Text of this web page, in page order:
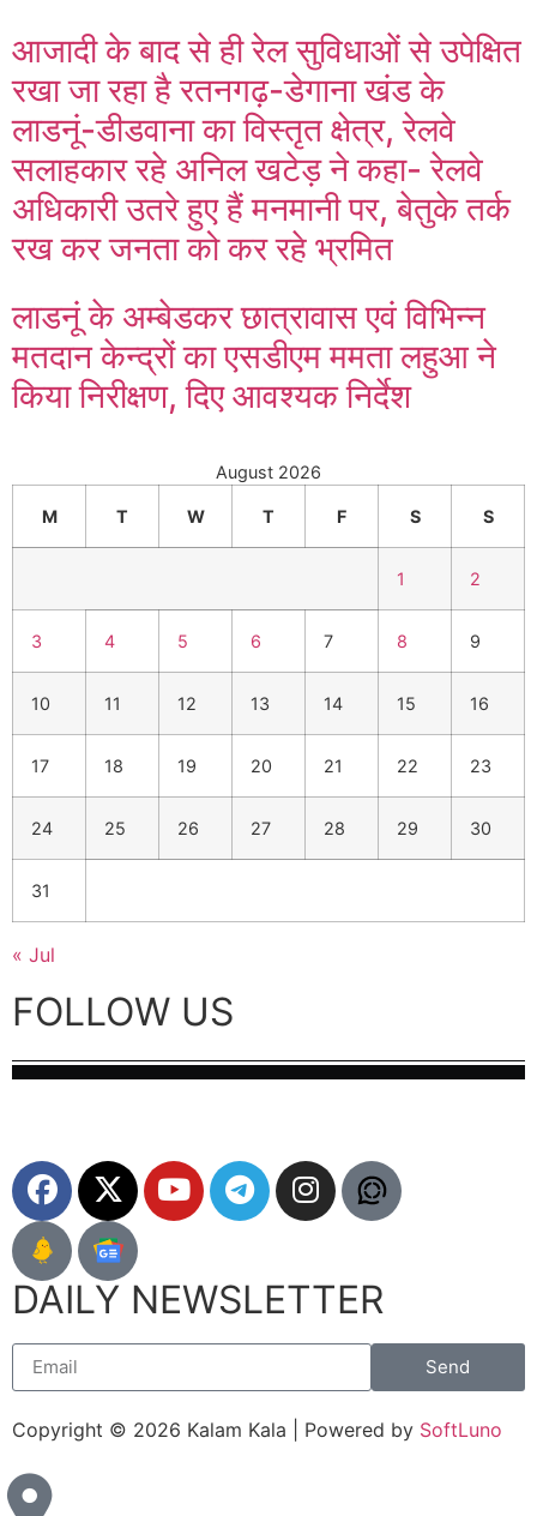
आजादी के बाद से ही रेल सुविधाओं से उपेक्षित
रखा जा रहा है रतनगढ़-डेगाना खंड के
लाडनूं-डीडवाना का विस्तृत क्षेत्र, रेलवे
सलाहकार रहे अनिल खटेड़ ने कहा- रेलवे
अधिकारी उतरे हुए हैं मनमानी पर, बेतुके तर्क
रख कर जनता को कर रहे भ्रमित
लाडनूं के अम्बेडकर छात्रावास एवं विभिन्न
मतदान केन्द्रों का एसडीएम ममता लहुआ ने
किया निरीक्षण, दिए आवश्यक निर्देश
August 2026
M T W T F S S
1 2
3 4 5 6 7 8 9
10 11 12 13 14 15 16
17 18 19 20 21 22 23
24 25 26 27 28 29 30
31
« Jul
FOLLOW US
DAILY NEWSLETTER
Send
Copyright © 2026 Kalam Kala | Powered by SoftLuno